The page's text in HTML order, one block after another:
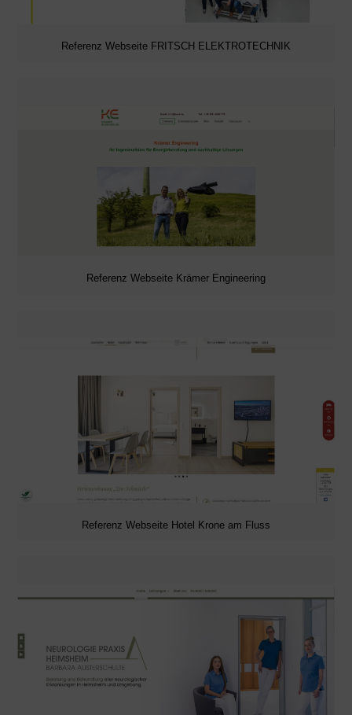
Referenz Webseite FRITSCH ELEKTROTECHNIK
Referenz Webseite Krämer Engineering
Referenz Webseite Hotel Krone am Fluss